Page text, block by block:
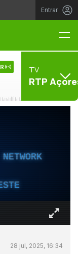
Entrar
TV
RTP
28 jul, 2025, 16:34